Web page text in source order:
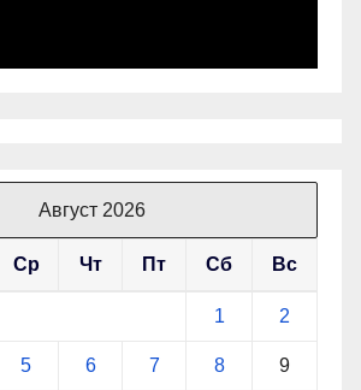
Август 2026
Ср Чт Пт Сб Вс
1 2
5 6 7 8 9